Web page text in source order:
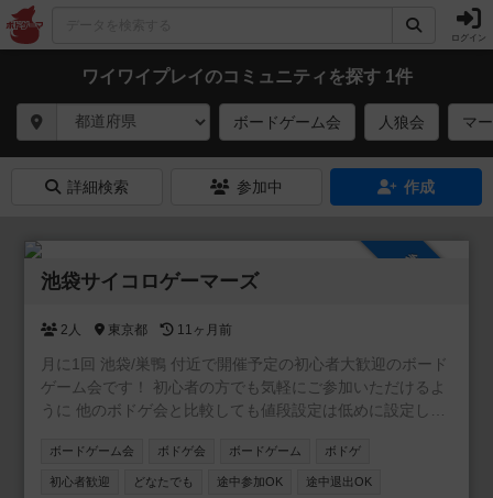
ログイン
ワイワイプレイのコミュニティを探す 1件
ボードゲーム会 人狼会 マ
詳細検索 参加中 作成
池袋サイコロゲーマーズ
2人 東京都 11ヶ月前
月に1回 池袋/巣鴨 付近で開催予定の初心者大歓迎のボード
ゲーム会です！ 初心者の方でも気軽にご参加いただけるよ
うに 他のボドゲ会と比較しても値段設定は低めに設定して
を中心にご用意しています。 ルールは運営メンバーが丁寧
に説明しますので、ご安心ください。 経験者の方ももちろ
ボードゲーム会 ボドゲ会 ボードゲーム ボドゲ
初心者歓迎 どなたでも 途中参加OK 途中退出OK